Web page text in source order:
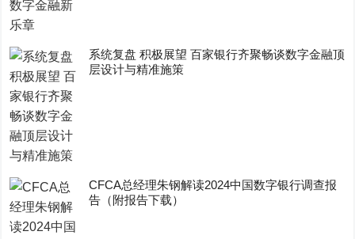
系统复盘 积极展望 百家银行齐聚畅谈数字金融顶
层设计与精准施策
CFCA总经理朱钢解读2024中国数字银行调查报
告（附报告下载）